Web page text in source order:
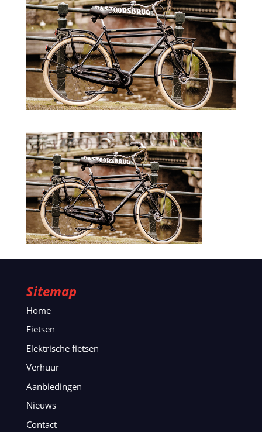
Sitemap
Home
Fietsen
Elektrische fietsen
Verhuur
Aanbiedingen
Nieuws
Contact